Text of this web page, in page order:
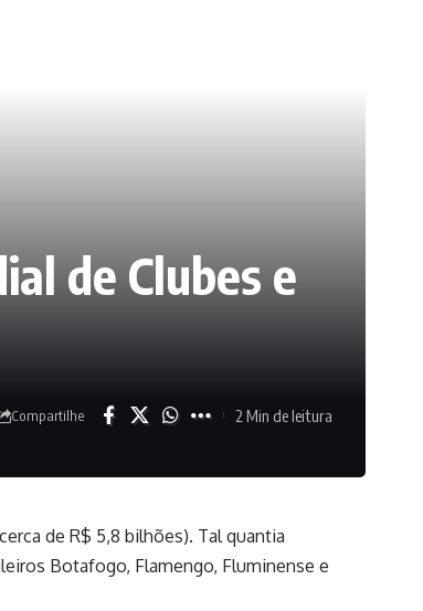
de Clubes e
Compartilhe 2 Min de leitura
de R$ 5,8 bilhões). Tal quantia
Botafogo, Flamengo, Fluminense e